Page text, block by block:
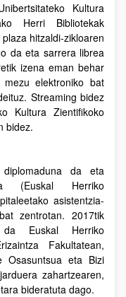
Kultura
Herri Bibliotekak
hitzaldi-zikloaren
da eta sarrera librea
izena eman behar
mezu elektroniko bat
Streaming bidez
Kultura Zientifikoko
bidez.
diplomaduna da eta
(Euskal Herriko
asistentzia-
zentrotan. 2017tik
Euskal Herriko
Fakultatean,
Osasuntsua eta Bizi
zahartzearen,
bideratuta dago.